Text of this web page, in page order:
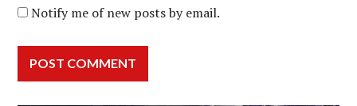
Notify me of new posts by email.